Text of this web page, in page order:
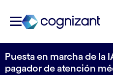
Puesta en marcha de la
pagador de atención